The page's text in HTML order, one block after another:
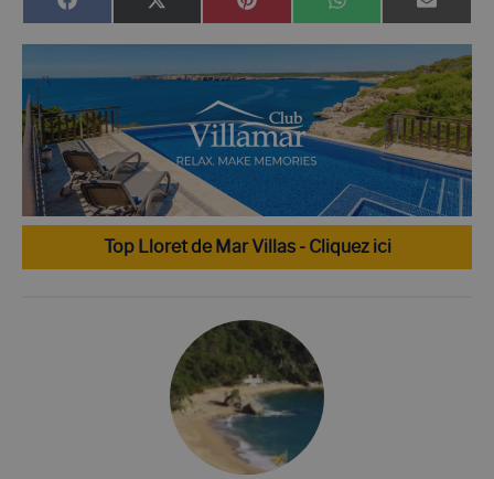
PARTAGER
SUR
FACEBOOKPARTAGER
SUR
X
(TWITTER)
PARTAGER
SUR
PINTERESTPARTAGER
SUR
WHATSAPP
SUR
EMAIL
Top Lloret de Mar Villas - Cliquez ici